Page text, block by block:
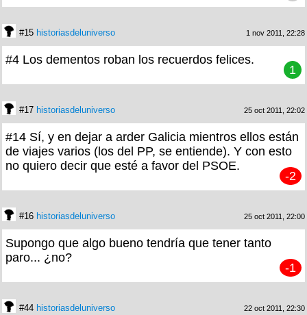
#15 historiasdeluniverso 1 nov 2011, 22:28
#4 Los dementos roban los recuerdos felices.
1
#17 historiasdeluniverso 25 oct 2011, 22:02
#14 Sí, y en dejar a arder Galicia mientros ellos están
de viajes varios (los del PP, se entiende). Y con esto
no quiero decir que esté a favor del PSOE.
-2
#16 historiasdeluniverso 25 oct 2011, 22:00
Supongo que algo bueno tendría que tener tanto
paro... ¿no?
-1
#44 historiasdeluniverso 22 oct 2011, 22:30